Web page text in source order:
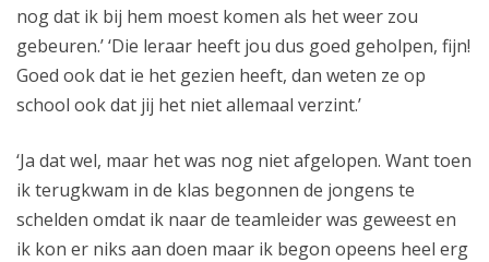
nog dat ik bij hem moest komen als het weer zou
gebeuren.’ ‘Die leraar heeft jou dus goed geholpen, fijn!
Goed ook dat ie het gezien heeft, dan weten ze op
school ook dat jij het niet allemaal verzint.’
‘Ja dat wel, maar het was nog niet afgelopen. Want toen
ik terugkwam in de klas begonnen de jongens te
schelden omdat ik naar de teamleider was geweest en
ik kon er niks aan doen maar ik begon opeens heel erg